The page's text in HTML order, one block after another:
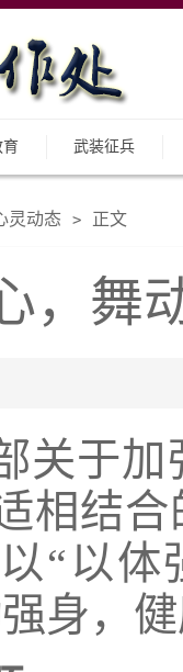
育 武装征兵
灵动态 > 正文
，舞
关于
相结
“以
身，